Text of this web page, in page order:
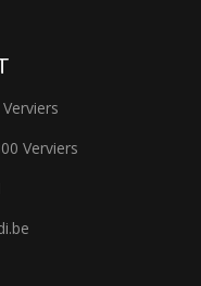
Verviers